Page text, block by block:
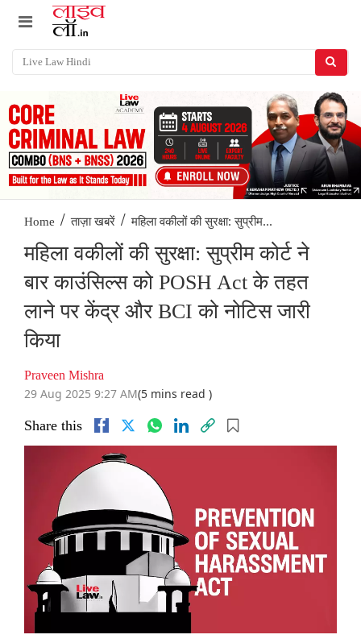
Home / ताज़ा खबरें / महिला वकीलों की सुरक्षा: सुप्रीम...
महिला वकीलों की सुरक्षा: सुप्रीम कोर्ट ने
बार काउंसिल्स को POSH Act के तहत
लाने पर केंद्र और BCI को नोटिस जारी
किया
Praveen Mishra
29 Aug 2025 9:27 AM(5 mins read )
Share this